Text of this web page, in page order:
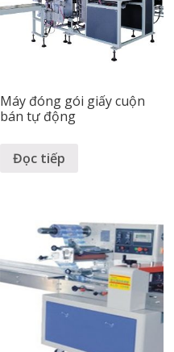
Máy đóng gói giấy cuộn
bán tự động
Đọc tiếp